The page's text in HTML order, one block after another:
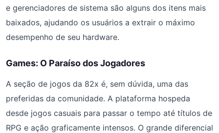
e gerenciadores de sistema são alguns dos itens mais
baixados, ajudando os usuários a extrair o máximo
desempenho de seu hardware.
Games: O Paraíso dos Jogadores
A seção de jogos da 82x é, sem dúvida, uma das
preferidas da comunidade. A plataforma hospeda
desde jogos casuais para passar o tempo até títulos de
RPG e ação graficamente intensos. O grande diferencial